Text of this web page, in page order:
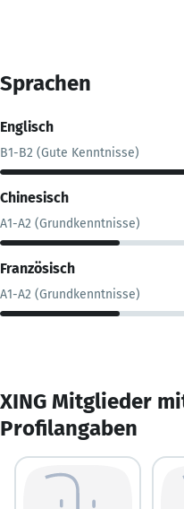
Sprachen
Englisch
B1-B2 (Gute Kenntnisse)
Chinesisch
A1-A2 (Grundkenntnisse)
Französisch
A1-A2 (Grundkenntnisse)
XING Mitglieder
Profilangaben